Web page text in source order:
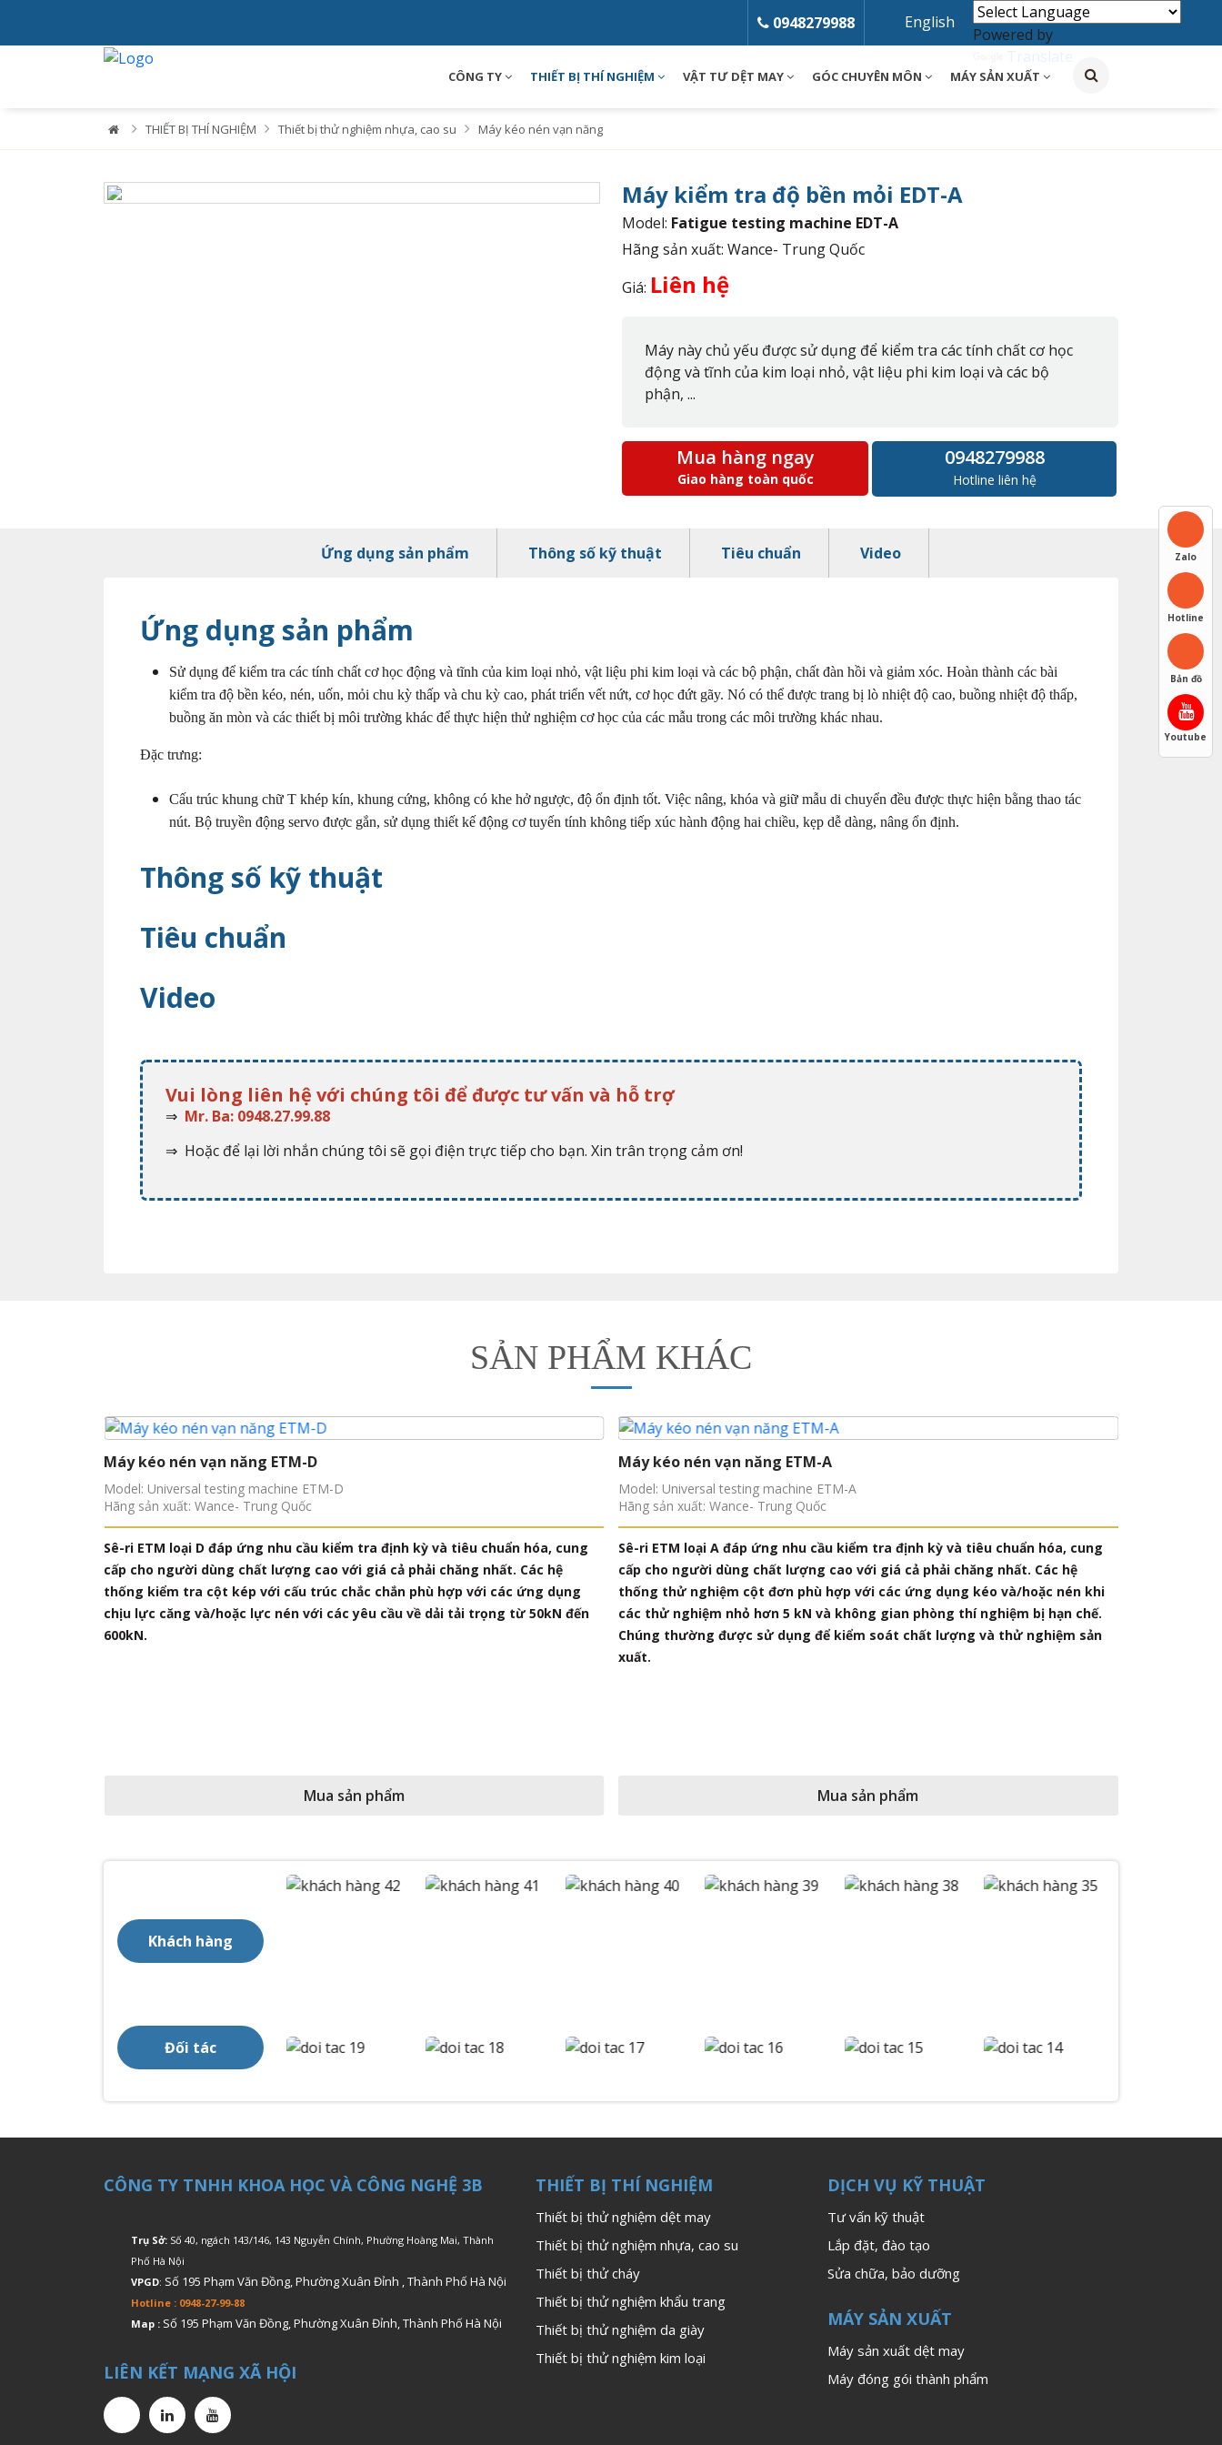
Powered by
Translate
English
0948279988
CÔNG TY THIẾT BỊ THÍ NGHIỆM VẬT TƯ DỆT MAY GÓC CHUYÊN MÔN MÁY SẢN XUẤT
THIẾT BỊ THÍ NGHIỆM Thiết bị thử nghiệm nhựa, cao su Máy kéo nén vạn năng
Máy kiểm tra độ bền mỏi EDT-A
Model: Fatigue testing machine EDT-A
Hãng sản xuất: Wance- Trung Quốc
Giá: Liên hệ
Máy này chủ yếu được sử dụng để kiểm tra các tính chất cơ học
động và tĩnh của kim loại nhỏ, vật liệu phi kim loại và các bộ
phận, ...
Mua hàng ngay
Giao hàng toàn quốc
0948279988
Hotline liên hệ
Ứng dụng sản phẩm Thông số kỹ thuật Tiêu chuẩn Video
Ứng dụng sản phẩm
Sử dụng để kiểm tra các tính chất cơ học động và tĩnh của kim loại nhỏ, vật liệu phi kim loại và các bộ phận, chất đàn hồi và giảm xóc. Hoàn thành các bài
kiểm tra độ bền kéo, nén, uốn, mỏi chu kỳ thấp và chu kỳ cao, phát triển vết nứt, cơ học đứt gãy. Nó có thể được trang bị lò nhiệt độ cao, buồng nhiệt độ thấp,
buồng ăn mòn và các thiết bị môi trường khác để thực hiện thử nghiệm cơ học của các mẫu trong các môi trường khác nhau.
Đặc trưng:
Cấu trúc khung chữ T khép kín, khung cứng, không có khe hở ngược, độ ổn định tốt. Việc nâng, khóa và giữ mẫu di chuyển đều được thực hiện bằng thao tác
nút. Bộ truyền động servo được gắn, sử dụng thiết kế động cơ tuyến tính không tiếp xúc hành động hai chiều, kẹp dễ dàng, nâng ổn định.
Thông số kỹ thuật
Tiêu chuẩn
Video
Vui lòng liên hệ với chúng tôi để được tư vấn và hỗ trợ
⇒ Mr. Ba: 0948.27.99.88
⇒ Hoặc để lại lời nhắn chúng tôi sẽ gọi điện trực tiếp cho bạn. Xin trân trọng cảm ơn!
SẢN PHẨM KHÁC
Máy kéo nén vạn năng ETM-D
Model: Universal testing machine ETM-D
Hãng sản xuất: Wance- Trung Quốc
Sê-ri ETM loại D đáp ứng nhu cầu kiểm tra định kỳ và tiêu chuẩn hóa, cung
cấp cho người dùng chất lượng cao với giá cả phải chăng nhất. Các hệ
thống kiểm tra cột kép với cấu trúc chắc chắn phù hợp với các ứng dụng
chịu lực căng và/hoặc lực nén với các yêu cầu về dải tải trọng từ 50kN đến
600kN.
Mua sản phẩm
Máy kéo nén vạn năng ETM-A
Model: Universal testing machine ETM-A
Hãng sản xuất: Wance- Trung Quốc
Sê-ri ETM loại A đáp ứng nhu cầu kiểm tra định kỳ và tiêu chuẩn hóa, cung
cấp cho người dùng chất lượng cao với giá cả phải chăng nhất. Các hệ
thống thử nghiệm cột đơn phù hợp với các ứng dụng kéo và/hoặc nén khi
các thử nghiệm nhỏ hơn 5 kN và không gian phòng thí nghiệm bị hạn chế.
Chúng thường được sử dụng để kiểm soát chất lượng và thử nghiệm sản
xuất.
Mua sản phẩm
Khách hàng
Đối tác
CÔNG TY TNHH KHOA HỌC VÀ CÔNG NGHỆ 3B
Trụ Sở: Số 40, ngách 143/146, 143 Nguyễn Chính, Phường Hoàng Mai, Thành
Phố Hà Nội
VPGD: Số 195 Phạm Văn Đồng, Phường Xuân Đỉnh , Thành Phố Hà Nội
Hotline : 0948-27-99-88
Map : Số 195 Phạm Văn Đồng, Phường Xuân Đỉnh, Thành Phố Hà Nội
LIÊN KẾT MẠNG XÃ HỘI
THIẾT BỊ THÍ NGHIỆM
Thiết bị thử nghiệm dệt may
Thiết bị thử nghiệm nhựa, cao su
Thiết bị thử cháy
Thiết bị thử nghiệm khẩu trang
Thiết bị thử nghiệm da giày
Thiết bị thử nghiệm kim loại
DỊCH VỤ KỸ THUẬT
Tư vấn kỹ thuật
Lắp đặt, đào tạo
Sửa chữa, bảo dưỡng
MÁY SẢN XUẤT
Máy sản xuất dệt may
Máy đóng gói thành phẩm
Zalo
Hotline
Bản đồ
Youtube